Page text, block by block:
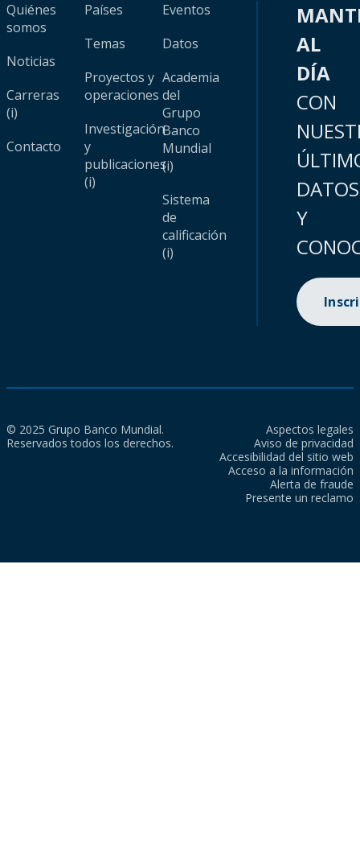
Quiénes
somos
Noticias
Carreras
(i)
Contacto
Países
Temas
Proyectos y
operaciones
Investigación
y
publicaciones
(i)
Eventos
Datos
Academia
del
Grupo
Banco
Mundial
(i)
Sistema
de
calificación
(i)
AL
DÍA
CON
DATOS
Y
© 2025 Grupo Banco Mundial.
Reservados todos los derechos.
Aspectos legales
Aviso de privacidad
Accesibilidad del sitio web
Acceso a la información
Alerta de fraude
Presente un reclamo